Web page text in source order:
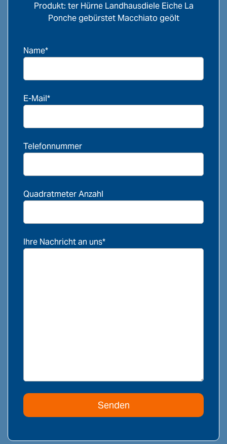
Produkt: ter Hürne Landhausdiele Eiche La
Ponche gebürstet Macchiato geölt
Name*
E-Mail*
Telefonnummer
Quadratmeter Anzahl
Ihre Nachricht an uns*